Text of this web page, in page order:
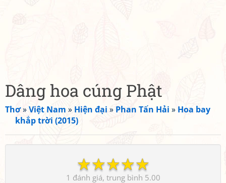
Dâng hoa cúng Phật
Thơ»Việt Nam » Hiện đại » Phan Tấn Hải » Hoa bay
khắp trời (2015)
☆
☆
☆
☆
☆
1 5.00